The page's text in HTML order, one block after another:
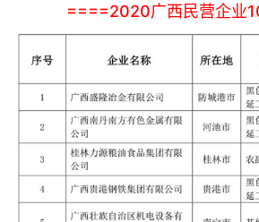
====2020广西民营企业